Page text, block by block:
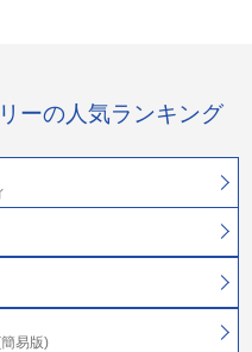
ーの人気ランキング
易版)